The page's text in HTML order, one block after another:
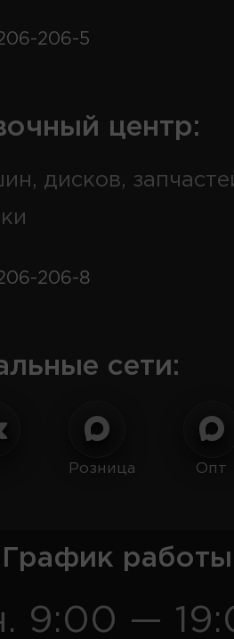
206-5
центр:
дисков,
206-8
сети:
Розница Опт
График
9:00 —